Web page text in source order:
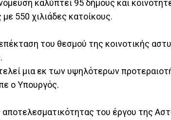
καλύπτει 95 δήμους και
550 χιλιάδες κατοίκους.
του θεσμού της κοινοτικής
μια εκ των υψηλότερων
ο Υπουργός.
του έργου της